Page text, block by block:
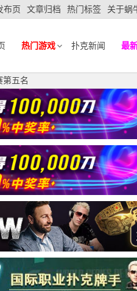
布页 文章归档 热门标签 关于蜗
热门游戏 扑克新闻 最
第五名